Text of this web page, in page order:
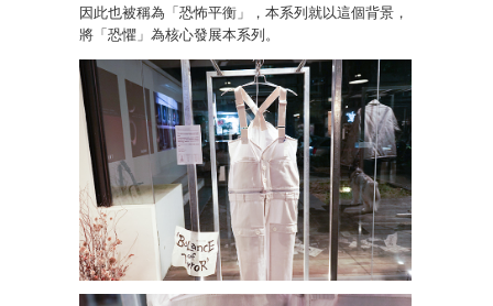
因此也被稱為「恐怖平衡」，本系列就以這個背景，
將「恐懼」為核心發展本系列。